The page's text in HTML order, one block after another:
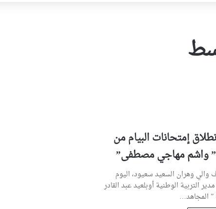
إمتحانات البيام من
واشم مهاجي مصطفى”
وهران السعيد سعيود، اليوم
التربية الوطنية أوبلعيد عبد القادر
المجاهد…